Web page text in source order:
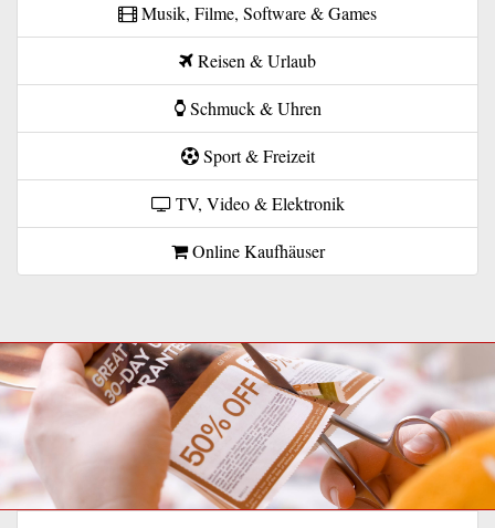
Musik, Filme, Software & Games
Reisen & Urlaub
Schmuck & Uhren
Sport & Freizeit
TV, Video & Elektronik
Online Kaufhäuser